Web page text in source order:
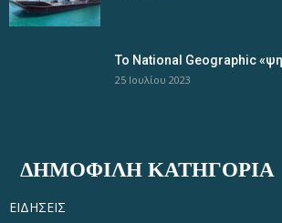
Το National Geographic
25 Ιουλίου 2023
ΔΗΜΟΦΙΛΗ ΚΑΤΗΓΟΡΙΑ
ΕΙΔΗΣΕΙΣ